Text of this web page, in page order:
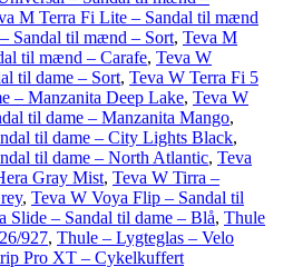
M Terra Fi Lite – Sandal til mænd
Sandal til mænd – Sort, Teva M
til mænd – Carafe, Teva W
til dame – Sort, Teva W Terra Fi 5
– Manzanita Deep Lake, Teva W
til dame – Manzanita Mango,
til dame – City Lights Black,
til dame – North Atlantic, Teva
Gray Mist, Teva W Tirra –
, Teva W Voya Flip – Sandal til
Slide – Sandal til dame – Blå, Thule
927, Thule – Lygteglas – Velo
Pro XT – Cykelkuffert